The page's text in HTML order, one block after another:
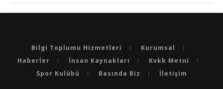
Bilgi Toplumu Hizmetleri
Kurumsal
Haberler
İnsan Kaynakları
Kvkk Metni
Spor Kulübü
Basında Biz İletişim